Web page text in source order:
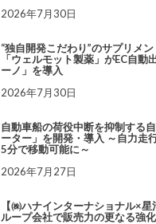
2026年7月30日
“独自開発こだわり”のサプリメ
「ウェルモット製薬」がEC自動
ーノ」を導入
2026年7月30日
自動車船の荷役中断を抑制する
ーター」を開発・導入 ～自力走
5分で移動可能に～
2026年7月27日
【㈱ハナインターナショナル×
ループ会社で販売力の更なる強